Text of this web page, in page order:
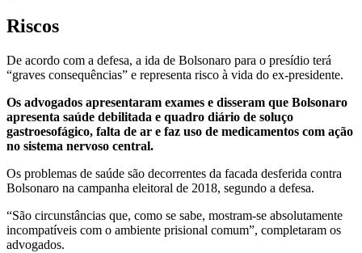
Riscos
De acordo com a defesa, a ida de Bolsonaro para o presídio terá
“graves consequências” e representa risco à vida do ex-presidente.
Os advogados apresentaram exames e disseram que Bolsonaro
apresenta saúde debilitada e quadro diário de soluço
gastroesofágico, falta de ar e faz uso de medicamentos com ação
no sistema nervoso central.
Os problemas de saúde são decorrentes da facada desferida contra
Bolsonaro na campanha eleitoral de 2018, segundo a defesa.
“São circunstâncias que, como se sabe, mostram-se absolutamente
incompatíveis com o ambiente prisional comum”, completaram os
advogados.